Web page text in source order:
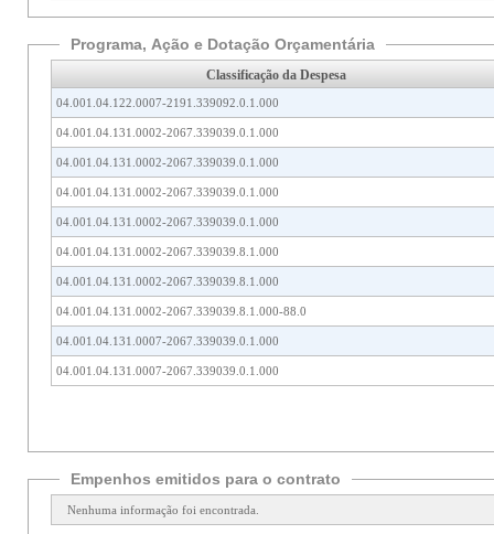
Programa, Ação e Dotação Orçamentária
Classificação da Despesa
04.001.04.122.0007-2191.339092.0.1.000
04.001.04.131.0002-2067.339039.0.1.000
04.001.04.131.0002-2067.339039.0.1.000
04.001.04.131.0002-2067.339039.0.1.000
04.001.04.131.0002-2067.339039.0.1.000
04.001.04.131.0002-2067.339039.8.1.000
04.001.04.131.0002-2067.339039.8.1.000
04.001.04.131.0002-2067.339039.8.1.000-88.0
04.001.04.131.0007-2067.339039.0.1.000
04.001.04.131.0007-2067.339039.0.1.000
Empenhos emitidos para o contrato
Nenhuma informação foi encontrada.